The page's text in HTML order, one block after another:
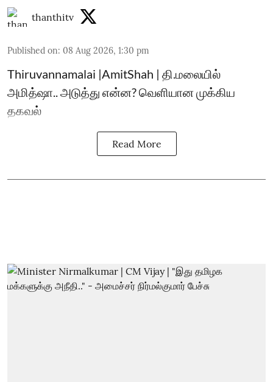
thanthitv
Published on: 08 Aug 2026, 1:30 pm
Thiruvannamalai |AmitShah | தி.மலையில்
அமித்ஷா.. அடுத்து என்ன? வெளியான முக்கிய
தகவல்
Read More